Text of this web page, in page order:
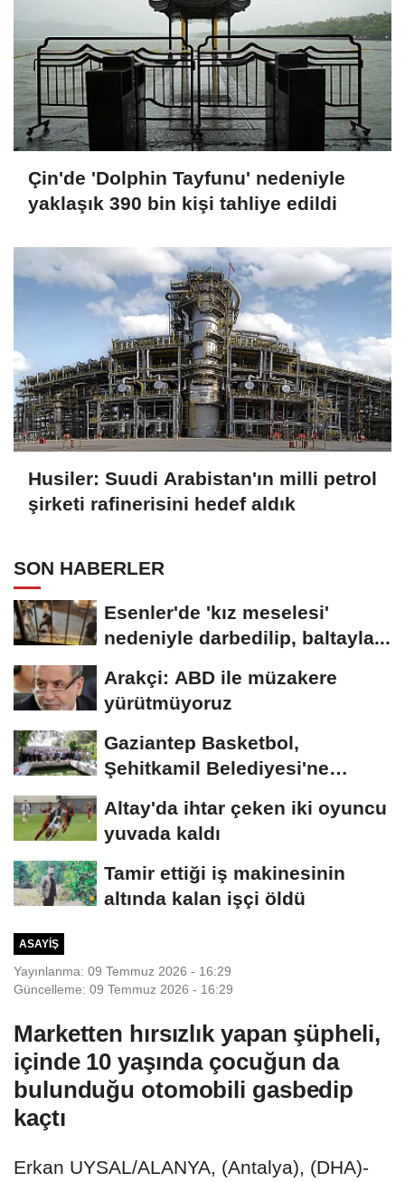
Çin'de 'Dolphin Tayfunu' nedeniyle
yaklaşık 390 bin kişi tahliye edildi
Husiler: Suudi Arabistan'ın milli petrol
şirketi rafinerisini hedef aldık
SON HABERLER
Esenler'de 'kız meselesi'
nedeniyle darbedilip, baltayla...
Arakçi: ABD ile müzakere
yürütmüyoruz
Gaziantep Basketbol,
Şehitkamil Belediyesi'ne
Altay'da ihtar çeken iki oyuncu
yuvada kaldı
Tamir ettiği iş makinesinin
altında kalan işçi öldü
ASAYIŞ
Yayınlanma: 09 Temmuz 2026 - 16:29
Güncelleme: 09 Temmuz 2026 - 16:29
Marketten hırsızlık yapan şüpheli,
içinde 10 yaşında çocuğun da
bulunduğu otomobili gasbedip
kaçtı
Erkan UYSAL/ALANYA, (Antalya), (DHA)-